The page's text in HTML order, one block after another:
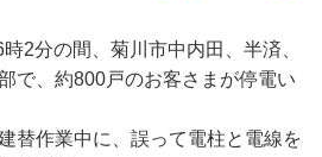
2分の間、菊川市中内田、半済、
で、約800戸のお客さまが停電い
替作業中に、誤って電柱と電線を